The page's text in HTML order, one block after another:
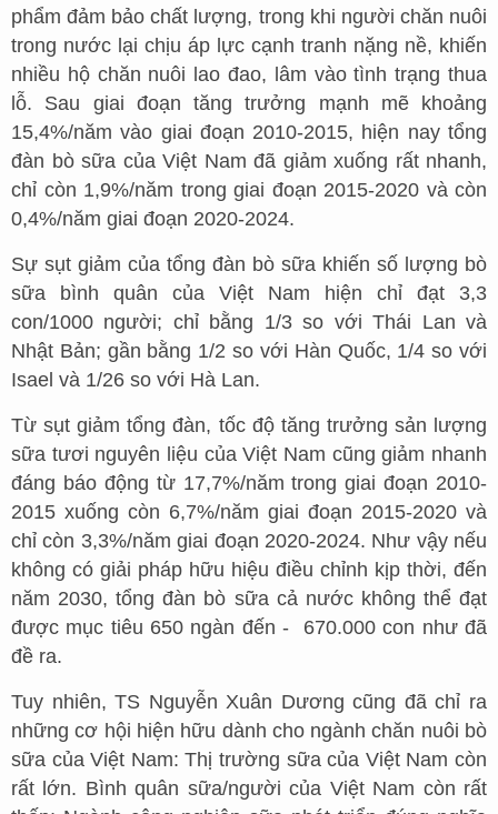
phẩm đảm bảo chất lượng, trong khi người chăn nuôi
trong nước lại chịu áp lực cạnh tranh nặng nề, khiến
nhiều hộ chăn nuôi lao đao, lâm vào tình trạng thua
lỗ. Sau giai đoạn tăng trưởng mạnh mẽ khoảng
15,4%/năm vào giai đoạn 2010-2015, hiện nay tổng
đàn bò sữa của Việt Nam đã giảm xuống rất nhanh,
chỉ còn 1,9%/năm trong giai đoạn 2015-2020 và còn
0,4%/năm giai đoạn 2020-2024.
Sự sụt giảm của tổng đàn bò sữa khiến số lượng bò
sữa bình quân của Việt Nam hiện chỉ đạt 3,3
con/1000 người; chỉ bằng 1/3 so với Thái Lan và
Nhật Bản; gần bằng 1/2 so với Hàn Quốc, 1/4 so với
Isael và 1/26 so với Hà Lan.
Từ sụt giảm tổng đàn, tốc độ tăng trưởng sản lượng
sữa tươi nguyên liệu của Việt Nam cũng giảm nhanh
đáng báo động từ 17,7%/năm trong giai đoạn 2010-
2015 xuống còn 6,7%/năm giai đoạn 2015-2020 và
chỉ còn 3,3%/năm giai đoạn 2020-2024. Như vậy nếu
không có giải pháp hữu hiệu điều chỉnh kịp thời, đến
năm 2030, tổng đàn bò sữa cả nước không thể đạt
được mục tiêu 650 ngàn đến - 670.000 con như đã
đề ra.
Tuy nhiên, TS Nguyễn Xuân Dương cũng đã chỉ ra
những cơ hội hiện hữu dành cho ngành chăn nuôi bò
sữa của Việt Nam: Thị trường sữa của Việt Nam còn
rất lớn. Bình quân sữa/người của Việt Nam còn rất